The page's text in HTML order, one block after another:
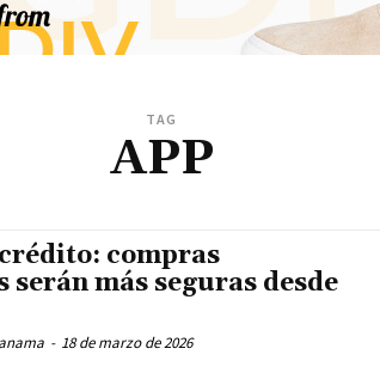
TAG
APP
compras
serán más seguras desde
- 18 de marzo de 2026